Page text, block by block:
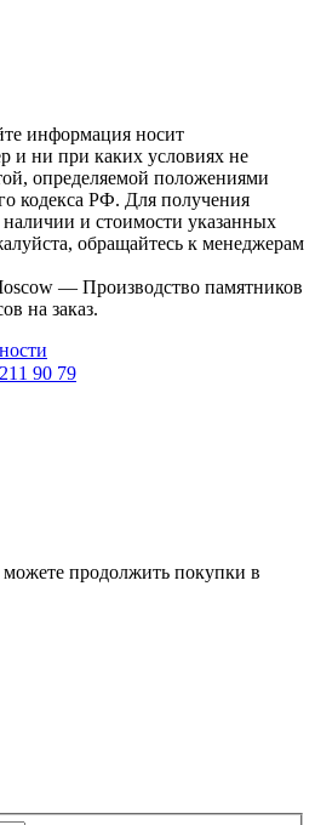
информация носит
и ни при каких условиях не
определяемой положениями
кодекса РФ. Для получения
и стоимости указанных
обращайтесь к менеджерам
— Производство памятников
на заказ.
90 79
продолжить покупки в